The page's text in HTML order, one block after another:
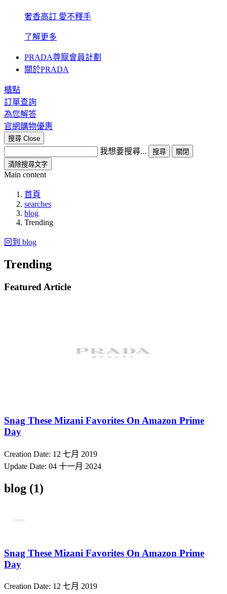
奢香高訂 愛不釋手
了解更多
PRADA尊寵會員計劃
關於PRADA
櫃點
訂單查詢
為您解答
官網購物優惠
搜尋 Close
我想要搜尋... 搜尋
關閉
清除搜尋文字
Main content
首頁
searches
blog
Trending
回到 blog
Trending
Featured Article
Snag These Mizani Favorites On Amazon Prime
Day
Creation Date: 12 七月 2019
Update Date: 04 十一月 2024
blog (1)
Snag These Mizani Favorites On Amazon Prime
Day
Creation Date: 12 七月 2019